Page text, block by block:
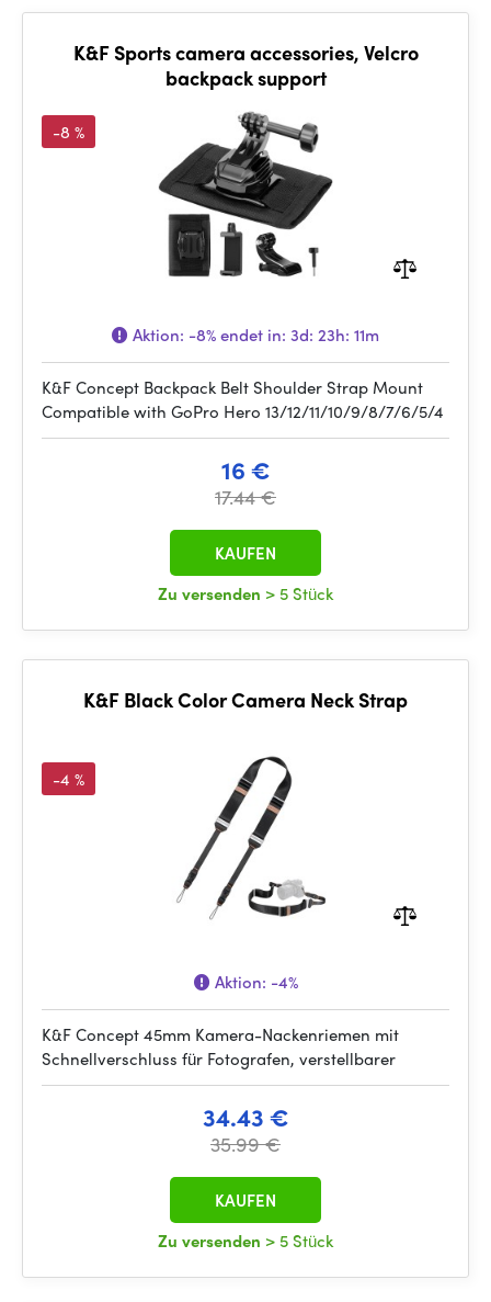
K&F Sports camera accessories, Velcro
backpack support
-8 %
Aktion: -8%endet in: 3d: 23h: 11m
K&F Concept Backpack Belt Shoulder Strap Mount
Compatible with GoPro Hero 13/12/11/10/9/8/7/6/5/4
16 €
17.44 €
Zu versenden > 5 Stück
KAUFEN
K&F Black Color Camera Neck Strap
-4 %
Aktion: -4%
K&F Concept 45mm Kamera-Nackenriemen mit
Schnellverschluss für Fotografen, verstellbarer
34.43 €
35.99 €
Zu versenden > 5 Stück
KAUFEN